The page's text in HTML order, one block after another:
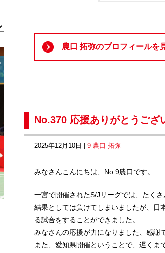
農口 拓弥のプロフィールを
No.370 応援ありがとうござ
2025年12月10日 | 9 農口 拓弥
みなさんこんにちは、No.9農口です。
一宮で開催されたS/Jリーグでは、たく
結果としては負けてしまいましたが、日
る試合をすることができました。
みなさんの応援が力になりました、感謝
また、愛知県開催ということで、遅く